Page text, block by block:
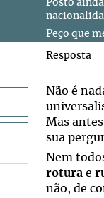
Posto
Peço que
Resposta
Não é
Mas
sua
Nem
rotura e
não, de